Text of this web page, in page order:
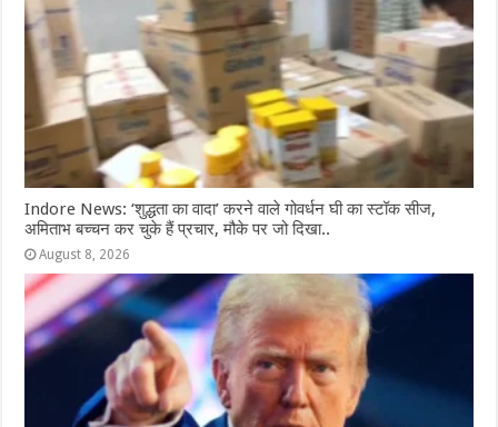
Indore News: ‘शुद्धता का वादा’ करने वाले गोवर्धन घी का स्टॉक सीज,
अमिताभ बच्चन कर चुके हैं प्रचार, मौके पर जो दिखा..
August 8, 2026